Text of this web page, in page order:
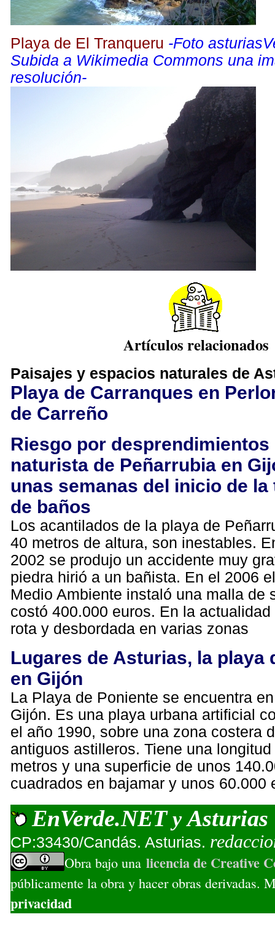
Playa de El Tranqueru -Foto
Subida a Wikimedia Commons una
resolución-
Artículos relacionados
Paisajes y espacios naturales de
Playa de Carranques en
de Carreño
Riesgo por desprendimientos
naturista de Peñarrubia en
unas semanas del inicio de la
de baños
Los acantilados de la playa de
40 metros de altura, son inestables.
2002 se produjo un accidente muy
piedra hirió a un bañista. En el 2006
Medio Ambiente instaló una malla de
costó 400.000 euros. En la
rota y desbordada en varias zonas
Lugares de Asturias, la playa
en Gijón
La Playa de Poniente se encuentra
Gijón. Es una playa urbana artificial
el año 1990, sobre una zona costera
antiguos astilleros. Tiene una
metros y una superficie de unos
cuadrados en bajamar y unos 60.000
EnVerde.NETyAsturias
CP:33430/Candás. Asturias.
Obra bajo una licencia de Creative
públicamente la obra y hacer obras derivadas.
privacidad